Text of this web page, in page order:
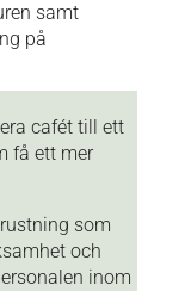
samt
på
cafét till ett
få ett mer
som
och
inom